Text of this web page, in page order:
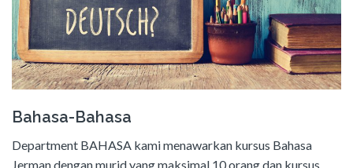
Bahasa-Bahasa
Department BAHASA kami menawarkan kursus Bahasa
Jerman dengan murid yang maksimal 10 orang dan kursus